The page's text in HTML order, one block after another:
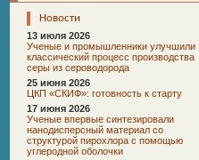
Новости
13 июля 2026
Ученые и промышленники улучшили
классический процесс производства
серы из сероводорода
25 июня 2026
ЦКП «СКИФ»: готовность к старту
17 июня 2026
Ученые впервые синтезировали
нанодисперсный материал со
структурой пирохлора с помощью
углеродной оболочки